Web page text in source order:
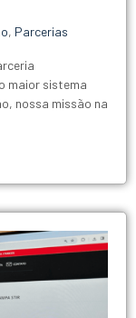
, Parcerias
maior sistema
nossa missão na